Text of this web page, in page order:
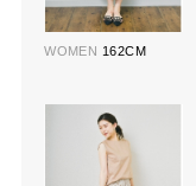
WOMEN 162CM